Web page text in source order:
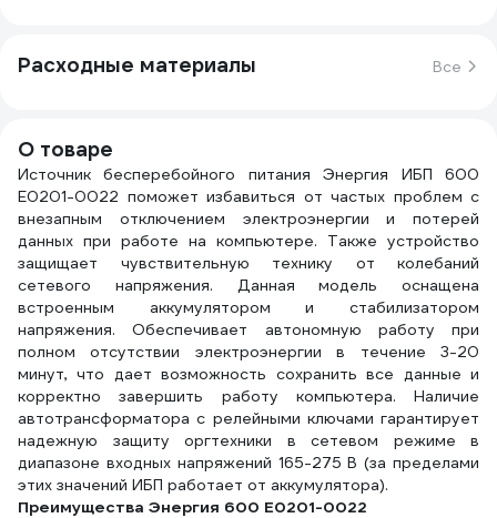
Расходные материалы Все
О товаре
Источник бесперебойного питания Энергия ИБП 600
Е0201-0022 поможет избавиться от частых проблем с
внезапным отключением электроэнергии и потерей
данных при работе на компьютере. Также устройство
защищает чувствительную технику от колебаний
сетевого напряжения. Данная модель оснащена
встроенным аккумулятором и стабилизатором
напряжения. Обеспечивает автономную работу при
полном отсутствии электроэнергии в течение 3-20
минут, что дает возможность сохранить все данные и
корректно завершить работу компьютера. Наличие
автотрансформатора с релейными ключами гарантирует
надежную защиту оргтехники в сетевом режиме в
диапазоне входных напряжений 165-275 В (за пределами
этих значений ИБП работает от аккумулятора).
Преимущества Энергия 600 Е0201-0022